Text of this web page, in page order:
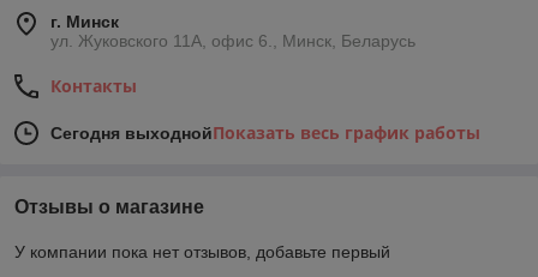
г. Минск
ул. Жуковского 11А, офис 6., Минск, Беларусь
Контакты
Сегодня выходнойПоказать весь график работы
Отзывы о магазине
У компании пока нет отзывов, добавьте первый